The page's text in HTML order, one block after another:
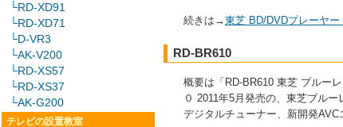
続きは→東芝 BD/DVDプレーヤ
RD-BR610
概要は「RD-BR610 東芝 ブルー
０ 2011年5月発売の、東芝ブル
デジタルチューナー、新開発AVC
└RD-XD91
└RD-XD71
└D-VR3
└AK-V200
└RD-XS57
└RD-XS37
└AK-G200
テレビの設置教室